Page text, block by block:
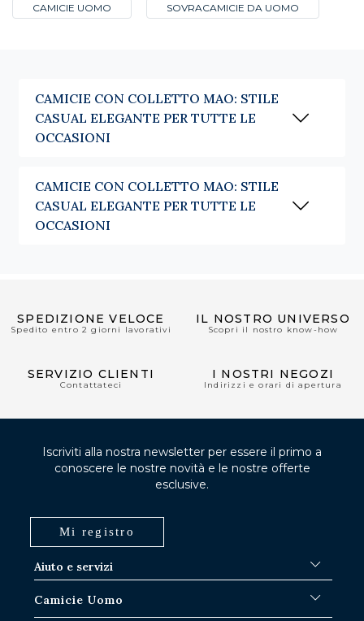
CAMICIE UOMO SOVRACAMICIE DA UOMO
CAMICIE CON COLLETTO MAO: STILE
CASUAL ELEGANTE PER TUTTE LE
OCCASIONI
CAMICIE CON COLLETTO MAO: STILE
CASUAL ELEGANTE PER TUTTE LE
OCCASIONI
SPEDIZIONE VELOCE
Spedito entro 2 giorni lavorativi
IL NOSTRO UNIVERSO
Scopri il nostro know-how
SERVIZIO CLIENTI
Contattateci
I NOSTRI NEGOZI
Indirizzi e orari di apertura
Aiuto e servizi
Procedure di spedizione
Camicie Uomo
Iscriviti alla nostra newsletter per essere il primo a
conoscere le nostre novità e le nostre offerte
esclusive.
Mi registro